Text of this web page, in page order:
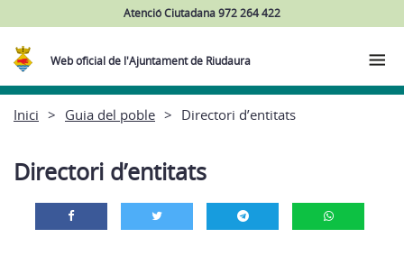
Atenció Ciutadana 972 264 422
Web oficial de l'Ajuntament de Riudaura
Inici Guia del poble Directori d’entitats
Directori d’entitats